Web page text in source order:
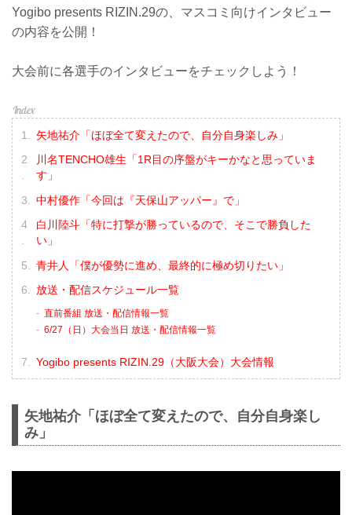
Yogibo presents RIZIN.29の、マスコミ向けインタビュー
の内容を公開！
大会前に各選手のインタビューをチェックしよう！
矢地祐介「ほぼ全て変えたので、自分自身楽しみ」
川名TENCHO雄生「1R目の序盤がキーかなと思っていま
す」
中村優作「今回は『天保山アッパー』で」
白川陸斗「特に打撃が勝っているので、そこで勝負した
い」
青井人「僕が優勢に進め、最終的に極め切りたい」
放送・配信スケジュール一覧
直前番組 放送・配信情報一覧
6/27（日）大会当日 放送・配信情報一覧
Yogibo presents RIZIN.29（大阪大会）大会情報
矢地祐介「ほぼ全て変えたので、自分自身楽し
み」